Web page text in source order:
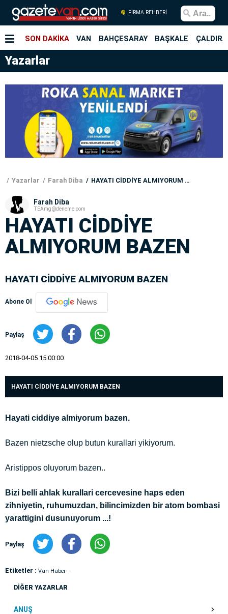
FİRMA REHBERİ
SON DAKİKA VAN BAHÇESARAY BAŞKALE
Yazarlar
Yazarlar Farah Diba HAYATI CİDDİYE ALMIYORUM BAZEN
Farah Diba
TEAmg@deneme.com
HAYATI CİDDİYE
ALMIYORUM BAZEN
HAYATI CİDDİYE ALMIYORUM BAZEN
Abone Ol
Paylaş
2018-04-05 15:00:00
HAYATI CİDDİYE ALMIYORUM BAZEN
Hayati ciddiye almiyorum bazen.
Bazen nietzsche olup butun kurallari yikiyorum.
Aristippos oluyorum bazen..
Bizi belli ahlak kurallari cercevesine haps eden
zihniyetin, ruhumuzdan, bilincimizden bir atom bombasi
yarattigini dusunuyorum ...!
Paylaş
Etiketler : Van Haber
DİĞER YAZARLAR
ANUŞ